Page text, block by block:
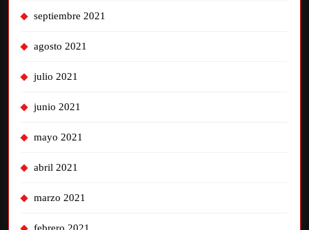
septiembre 2021
agosto 2021
julio 2021
junio 2021
mayo 2021
abril 2021
marzo 2021